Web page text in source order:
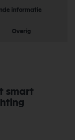
informatie
Overig
smart